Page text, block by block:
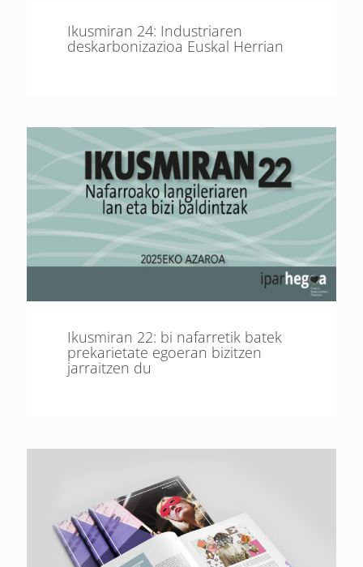
Ikusmiran 24: Industriaren
deskarbonizazioa Euskal Herrian
Ikusmiran 22: bi nafarretik batek
prekarietate egoeran bizitzen
jarraitzen du